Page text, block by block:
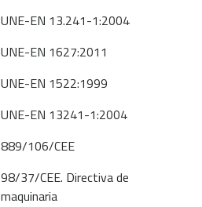
UNE-EN 13.241-1:2004
UNE-EN 1627:2011
UNE-EN 1522:1999
UNE-EN 13241-1:2004
889/106/CEE
98/37/CEE. Directiva de
maquinaria